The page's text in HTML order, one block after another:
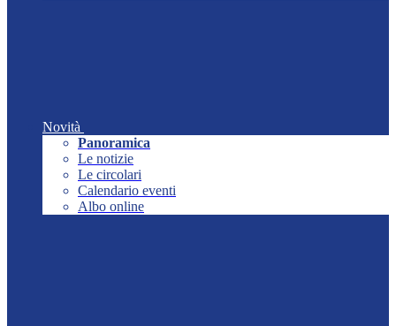
Novità
Panoramica
Le notizie
Le circolari
Calendario eventi
Albo online